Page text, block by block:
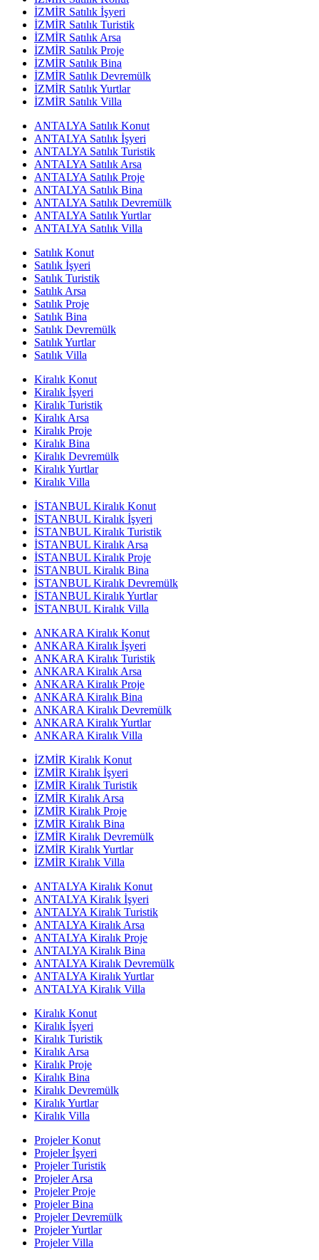
İZMİR Satılık İşyeri
İZMİR Satılık Turistik
İZMİR Satılık Arsa
İZMİR Satılık Proje
İZMİR Satılık Bina
İZMİR Satılık Devremülk
İZMİR Satılık Yurtlar
İZMİR Satılık Villa
ANTALYA Satılık Konut
ANTALYA Satılık İşyeri
ANTALYA Satılık Turistik
ANTALYA Satılık Arsa
ANTALYA Satılık Proje
ANTALYA Satılık Bina
ANTALYA Satılık Devremülk
ANTALYA Satılık Yurtlar
ANTALYA Satılık Villa
Satılık Konut
Satılık İşyeri
Satılık Turistik
Satılık Arsa
Satılık Proje
Satılık Bina
Satılık Devremülk
Satılık Yurtlar
Satılık Villa
Kiralık Konut
Kiralık İşyeri
Kiralık Turistik
Kiralık Arsa
Kiralık Proje
Kiralık Bina
Kiralık Devremülk
Kiralık Yurtlar
Kiralık Villa
İSTANBUL Kiralık Konut
İSTANBUL Kiralık İşyeri
İSTANBUL Kiralık Turistik
İSTANBUL Kiralık Arsa
İSTANBUL Kiralık Proje
İSTANBUL Kiralık Bina
İSTANBUL Kiralık Devremülk
İSTANBUL Kiralık Yurtlar
İSTANBUL Kiralık Villa
ANKARA Kiralık Konut
ANKARA Kiralık İşyeri
ANKARA Kiralık Turistik
ANKARA Kiralık Arsa
ANKARA Kiralık Proje
ANKARA Kiralık Bina
ANKARA Kiralık Devremülk
ANKARA Kiralık Yurtlar
ANKARA Kiralık Villa
İZMİR Kiralık Konut
İZMİR Kiralık İşyeri
İZMİR Kiralık Turistik
İZMİR Kiralık Arsa
İZMİR Kiralık Proje
İZMİR Kiralık Bina
İZMİR Kiralık Devremülk
İZMİR Kiralık Yurtlar
İZMİR Kiralık Villa
ANTALYA Kiralık Konut
ANTALYA Kiralık İşyeri
ANTALYA Kiralık Turistik
ANTALYA Kiralık Arsa
ANTALYA Kiralık Proje
ANTALYA Kiralık Bina
ANTALYA Kiralık Devremülk
ANTALYA Kiralık Yurtlar
ANTALYA Kiralık Villa
Kiralık Konut
Kiralık İşyeri
Kiralık Turistik
Kiralık Arsa
Kiralık Proje
Kiralık Bina
Kiralık Devremülk
Kiralık Yurtlar
Kiralık Villa
Projeler Konut
Projeler İşyeri
Projeler Turistik
Projeler Arsa
Projeler Proje
Projeler Bina
Projeler Devremülk
Projeler Yurtlar
Projeler Villa